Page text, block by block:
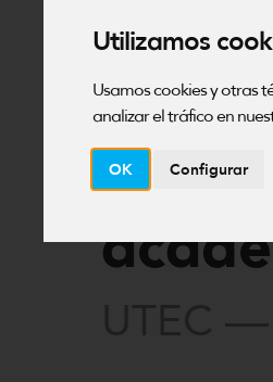
Utilizamos
Usamos cookies y otras
analizar el tráfico en
OK Configurar
para